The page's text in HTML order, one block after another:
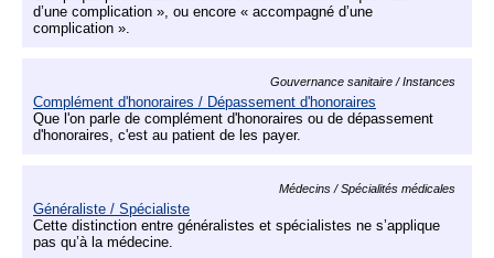
d’une complication », ou encore « accompagné d’une
complication ».
Gouvernance sanitaire / Instances
Complément d'honoraires / Dépassement d'honoraires
Que l'on parle de complément d'honoraires ou de dépassement
d'honoraires, c'est au patient de les payer.
Médecins / Spécialités médicales
Généraliste / Spécialiste
Cette distinction entre généralistes et spécialistes ne s’applique
pas qu’à la médecine.